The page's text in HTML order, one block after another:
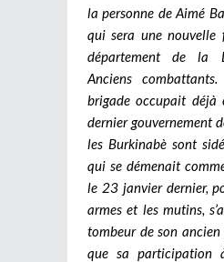
la personne de Aimé
qui sera une
département de la
Anciens
brigade occupait déjà
dernier gouvernement
les Burkinabè sont
qui se démenait
le 23 janvier dernier,
armes et les mutins,
tombeur de son
que sa participation